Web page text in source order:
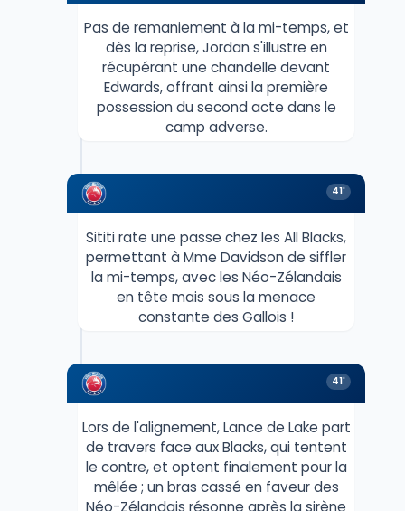
Pas de remaniement à la mi-temps, et
dès la reprise, Jordan s'illustre en
récupérant une chandelle devant
Edwards, offrant ainsi la première
possession du second acte dans le
camp adverse.
41'
Sititi rate une passe chez les All Blacks,
permettant à Mme Davidson de siffler
la mi-temps, avec les Néo-Zélandais
en tête mais sous la menace
constante des Gallois !
41'
Lors de l'alignement, Lance de Lake part
de travers face aux Blacks, qui tentent
le contre, et optent finalement pour la
mêlée ; un bras cassé en faveur des
Néo-Zélandais résonne après la sirène